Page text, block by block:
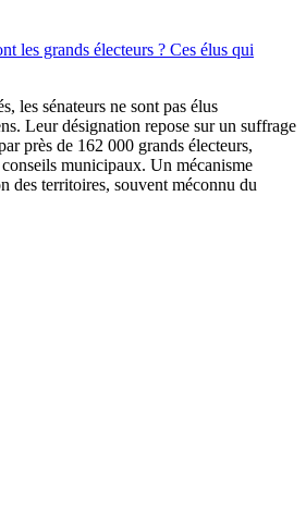
les grands électeurs ? Ces élus qui
les sénateurs ne sont pas élus
Leur désignation repose sur un suffrage
près de 162 000 grands électeurs,
municipaux. Un mécanisme
des territoires, souvent méconnu du